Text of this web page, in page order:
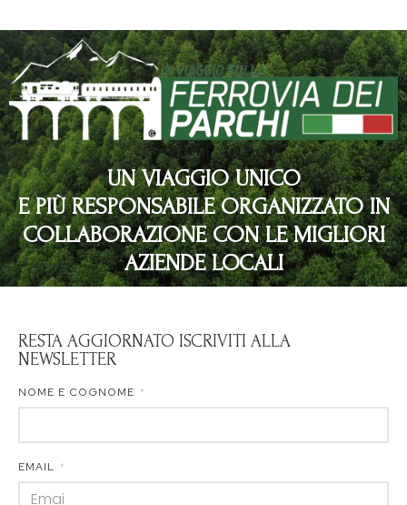
UN VIAGGIO UNICO
E PIÙ RESPONSABILE ORGANIZZATO IN
COLLABORAZIONE CON LE MIGLIORI
AZIENDE LOCALI
RESTA AGGIORNATO ISCRIVITI ALLA
NEWSLETTER
NOME E COGNOME
EMAIL